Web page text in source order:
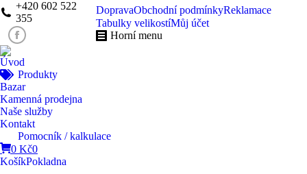
+420 602 522
355
Facebook
page
opens
in
new
window
DopravaObchodní podmínkyReklamace
Tabulky velikostíMůj účet
Horní menu
Úvod
Produkty
Bazar
Kamenná prodejna
Naše služby
Kontakt
Pomocník / kalkulace
0 Kč0
KošíkPokladna